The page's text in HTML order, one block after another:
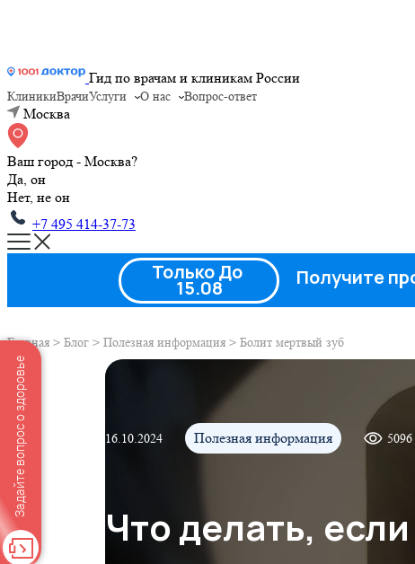
Гид по врачам и клиникам России
КлиникиВрачиУслуги О нас Вопрос-ответ
Москва
Ваш город - Москва?
Да, он
Нет, не он
+7 495 414-37-73
Главная > Блог > Полезная информация > Болит мертвый зуб
16.10.2024 Полезная информация 5096
Что делать,
Только До
15.08 Получите
Задайте вопрос о здоровье